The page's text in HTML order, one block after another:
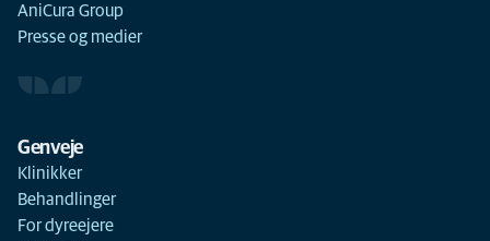
AniCura Group
Presse og medier
Genveje
Klinikker
Behandlinger
For dyreejere